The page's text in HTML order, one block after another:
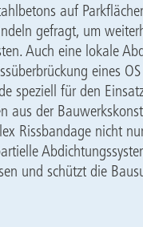
auf
gefragt, um
Auch eine lokale
eines
speziell für den
aus der
Rissbandage nicht
und schützt die